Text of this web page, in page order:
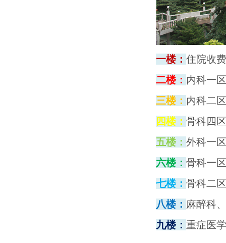
一楼： 住院收
二楼： 内科一
三楼： 内科二
四楼： 骨科四
五楼： 外科一
六楼： 骨科一
七楼： 骨科二
八楼 ： 麻醉科
九楼： 重症医